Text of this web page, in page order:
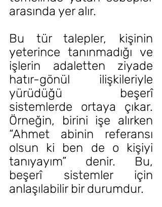
arasında yer alır.
Bu tür talepler, kişinin
yeterince tanınmadığı ve
işlerin adaletten ziyade
hatır-gönül ilişkileriyle
yürüdüğü beşerî
sistemlerde ortaya çıkar.
Örneğin, birini işe alırken
“Ahmet abinin referansı
olsun ki ben de o kişiyi
tanıyayım” denir. Bu,
beşerî sistemler için
anlaşılabilir bir durumdur.